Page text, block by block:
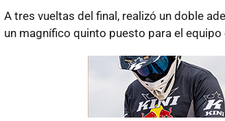
A tres vueltas del final, realizó un doble
un magnífico quinto puesto para el equipo